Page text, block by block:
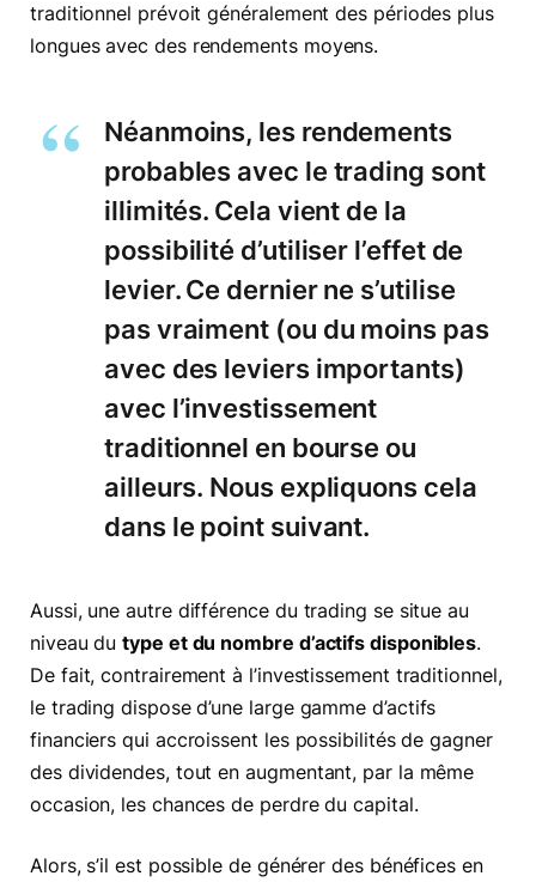
traditionnel prévoit généralement des périodes plus
longues avec des rendements moyens.
Néanmoins, les rendements
probables avec le trading sont
illimités. Cela vient de la
possibilité d’utiliser l’effet de
levier. Ce dernier ne s’utilise
pas vraiment (ou du moins pas
avec des leviers importants)
avec l’investissement
traditionnel en bourse ou
ailleurs. Nous expliquons cela
dans le point suivant.
Aussi, une autre différence du trading se situe au
niveau dutype et du nombre d’actifs disponibles.
De fait, contrairement à l’investissement traditionnel,
le trading dispose d’une large gamme d’actifs
financiers qui accroissent les possibilités de gagner
des dividendes, tout en augmentant, par la même
occasion, les chances de perdre du capital.
Alors, s’il est possible de générer des bénéfices en